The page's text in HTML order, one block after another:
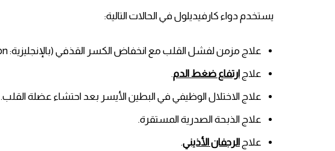
يستخدم دواء كارفيديلول في الحالات التالية:
علاج مزمن لفشل القلب مع انخفاض الكسر القذفي (بالإنجليزية: Heart Failure with Reduced Ejection Fraction).
علاج ارتفاع ضغط الدم.
علاج الاختلال الوظيفي في البطين الأيسر بعد احتشاء عضلة القلب.
علاج الذبحة الصدرية المستقرة.
علاج الرجفان الأذيني.